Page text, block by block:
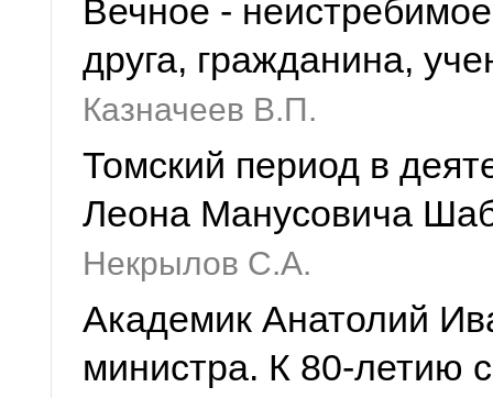
Вечное -
друга, гражданина,
Казначеев В.П.
Томский период в
Леона Манусовича
Некрылов С.А.
Академик Анатолий
министра. К 80-летию